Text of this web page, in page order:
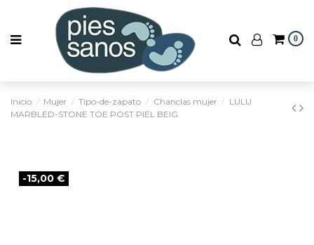
0
Inicio Mujer Tipo-de-zapato Chanclas mujer
LULU
MARBLED-STONE TOE POST PIEL BEIG
-15,00 €